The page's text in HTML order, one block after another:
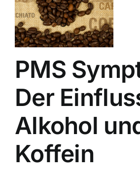
PMS
Der
Alkohol
Koffein